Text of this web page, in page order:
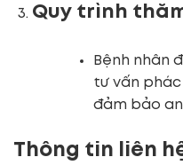
Quy trình
Bệnh nhân
tư vấn phác
đảm bảo
Thông tin liên